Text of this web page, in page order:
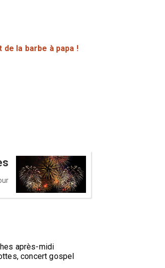
la barbe à papa !
après-midi
concert gospel